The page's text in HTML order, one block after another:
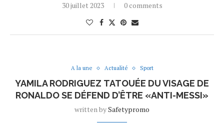
30 juillet 2023 0 comments
A la une Actualité Sport
YAMILA RODRIGUEZ TATOUÉE DU VISAGE DE
RONALDO SE DÉFEND D’ÊTRE «ANTI-MESSI»
written bySafetypromo